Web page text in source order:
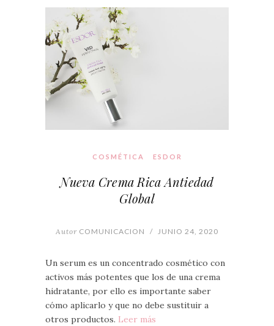
COSMÉTICA ESDOR
Nueva Crema Rica Antiedad
Global
Autor COMUNICACION / JUNIO 24, 2020
Un serum es un concentrado cosmético con
activos más potentes que los de una crema
hidratante, por ello es importante saber
cómo aplicarlo y que no debe sustituir a
otros productos. Leer más